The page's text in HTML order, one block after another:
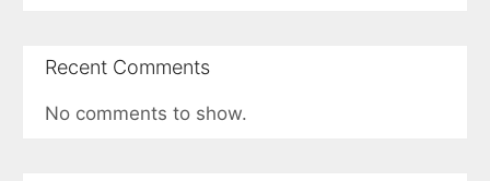
Recent Comments
No comments to show.